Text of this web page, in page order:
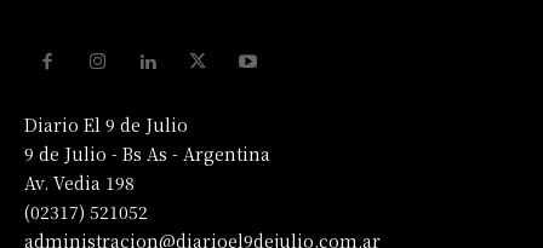
Diario El 9 de Julio
9 de Julio - Bs As - Argentina
Av. Vedia 198
(02317) 521052
administracion@diarioel9dejulio.com.ar